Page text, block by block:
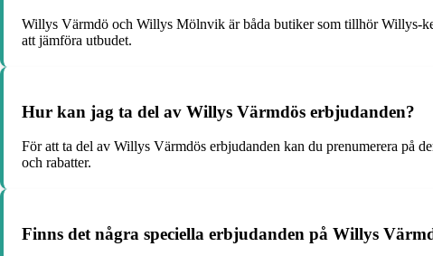
Willys Värmdö och Willys Mölnvik är båda butiker som tillhör Willys-
att jämföra utbudet.
Hur kan jag ta del av Willys Värmdös erbjudanden?
För att ta del av Willys Värmdös erbjudanden kan du prenumerera på
och rabatter.
Finns det några speciella erbjudanden på Willys